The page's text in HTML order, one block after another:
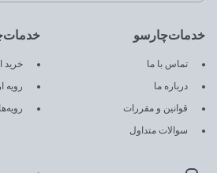
خدمات‌چارسو
تماس با ما
درباره ما
قوانین و مقررات
سوالات متداول
خرید